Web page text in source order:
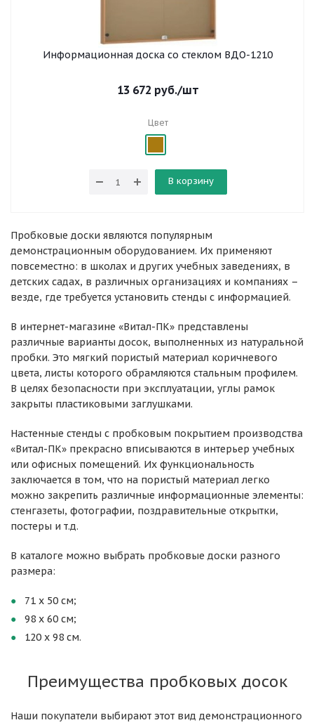
Информационная доска со стеклом ВДО-1210
13 672 руб./шт
Цвет
В корзину
Пробковые доски являются популярным
демонстрационным оборудованием. Их применяют
повсеместно: в школах и других учебных заведениях, в
детских садах, в различных организациях и компаниях –
везде, где требуется установить стенды с информацией.
В интернет-магазине «Витал-ПК» представлены
различные варианты досок, выполненных из натуральной
пробки. Это мягкий пористый материал коричневого
цвета, листы которого обрамляются стальным профилем.
В целях безопасности при эксплуатации, углы рамок
закрыты пластиковыми заглушками.
Настенные стенды с пробковым покрытием производства
«Витал-ПК» прекрасно вписываются в интерьер учебных
или офисных помещений. Их функциональность
заключается в том, что на пористый материал легко
можно закрепить различные информационные элементы:
стенгазеты, фотографии, поздравительные открытки,
постеры и т.д.
В каталоге можно выбрать пробковые доски разного
размера:
71 х 50 см;
98 х 60 см;
120 х 98 см.
Преимущества пробковых досок
Наши покупатели выбирают этот вид демонстрационного